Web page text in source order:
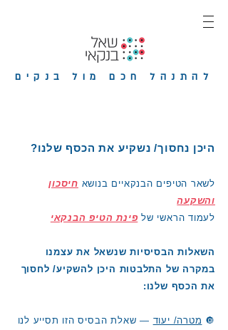
להתנהל חכם מול בנקים
היכן נחסוך/ נשקיע את הכסף שלנו?
לשאר הטיפים הבנקאיים בנושא חיסכון
והשקעה
לעמוד הראשי של פינת הטיפ הבנקאי
השאלות הבסיסיות שנשאל את עצמנו
במקרה של התלבטות היכן להשקיע/ לחסוך
את הכסף שלנו:
🔘 מטרה/ יעוד — שאלת הבסיס הזו תסייע לנו